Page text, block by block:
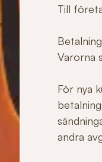
Till
Betalning
Varorna
För nya
andra